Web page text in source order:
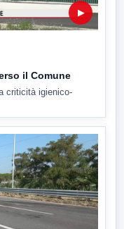
▶
il Comune
criticità igienico-